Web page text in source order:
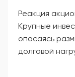
Реакция
Крупные
опасаясь
долговой